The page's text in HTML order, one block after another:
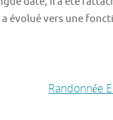
a évolué vers une
Randonnée